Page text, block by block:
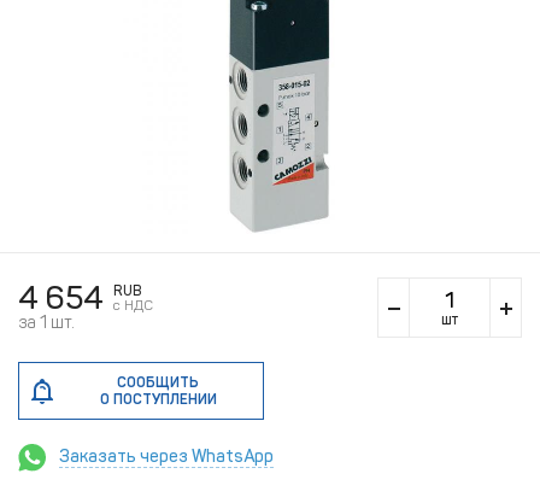
4 654
RUB
c НДС
за 1 шт. шт
СООБЩИТЬ
О ПОСТУПЛЕНИИ
Заказать через WhatsApp